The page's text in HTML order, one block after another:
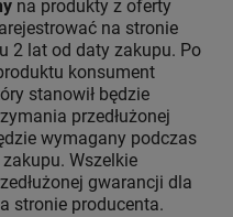
na produkty z oferty
na stronie
2 lat od daty zakupu. Po
konsument
stanowił będzie
przedłużonej
wymagany podczas
Wszelkie
gwarancji dla
stronie producenta.